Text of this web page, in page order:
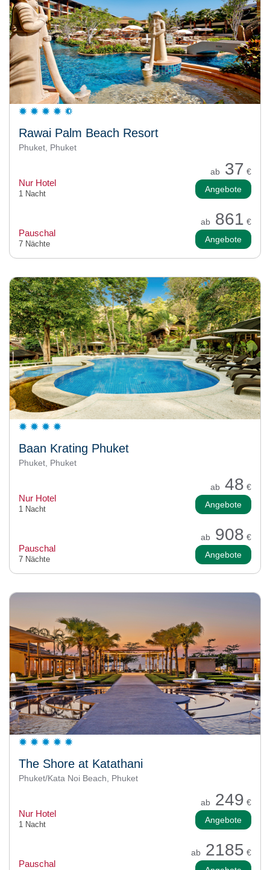
Rawai Palm Beach Resort
Phuket, Phuket
ab 37 €
Nur Hotel
1 Nacht Angebote
ab 861 €
Pauschal
7 Nächte Angebote
Baan Krating Phuket
Phuket, Phuket
ab 48 €
Nur Hotel
1 Nacht Angebote
ab 908 €
Pauschal
7 Nächte Angebote
The Shore at Katathani
Phuket/Kata Noi Beach, Phuket
ab 249 €
Nur Hotel
1 Nacht Angebote
ab 2185 €
Pauschal